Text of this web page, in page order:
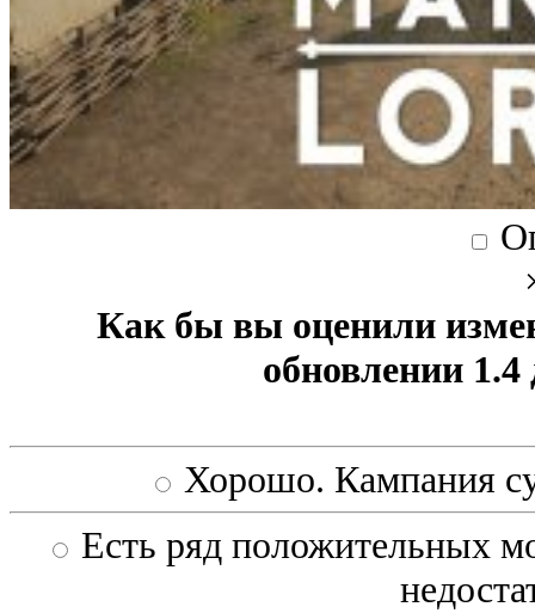
Как бы вы оценили
обновлении
Хорошо. Кампания
Есть ряд положительных